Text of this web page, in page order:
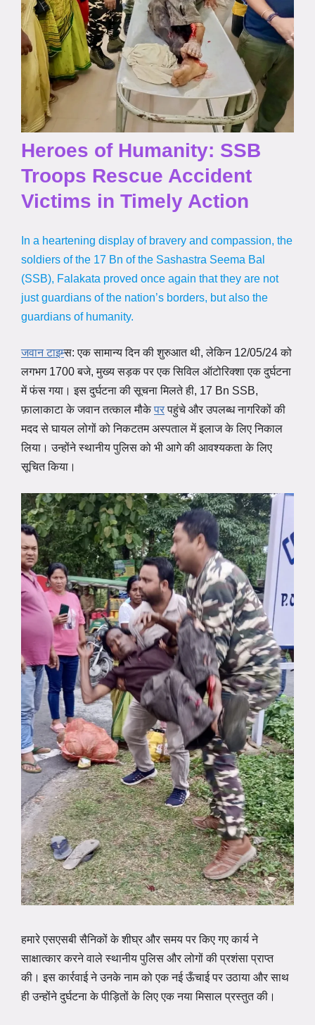
Heroes of Humanity: SSB
Troops Rescue Accident
Victims in Timely Action
In a heartening display of bravery and compassion, the
soldiers of the 17 Bn of the Sashastra Seema Bal
(SSB), Falakata proved once again that they are not
just guardians of the nation’s borders, but also the
guardians of humanity.
जवान टाइम्स: एक सामान्य दिन की शुरुआत थी, लेकिन 12/05/24 को
लगभग 1700 बजे, मुख्य सड़क पर एक सिविल ऑटोरिक्शा एक दुर्घटना
में फंस गया। इस दुर्घटना की सूचना मिलते ही, 17 Bn SSB,
फ़ालाकाटा के जवान तत्काल मौकेपरपहुंचे और उपलब्ध नागरिकों की
मदद से घायल लोगों को निकटतम अस्पताल में इलाज के लिए निकाल
लिया। उन्होंने स्थानीय पुलिस को भी आगे की आवश्यकता के लिए
सूचित किया।
हमारे एसएसबी सैनिकों के शीघ्र और समय पर किए गए कार्य ने
साक्षात्कार करने वाले स्थानीय पुलिस और लोगों की प्रशंसा प्राप्त
की। इस कार्रवाई ने उनके नाम को एक नई ऊँचाई पर उठाया और साथ
ही उन्होंने दुर्घटना के पीड़ितों के लिए एक नया मिसाल प्रस्तुत की।